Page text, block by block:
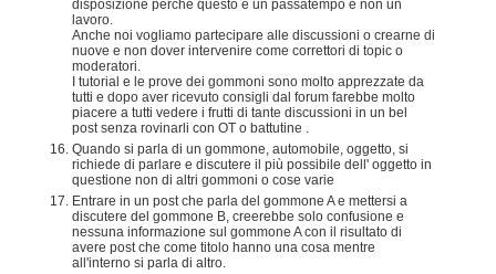
disposizione perchè questo è un passatempo e non un
lavoro.
Anche noi vogliamo partecipare alle discussioni o crearne di
nuove e non dover intervenire come correttori di topic o
moderatori.
I tutorial e le prove dei gommoni sono molto apprezzate da
tutti e dopo aver ricevuto consigli dal forum farebbe molto
piacere a tutti vedere i frutti di tante discussioni in un bel
post senza rovinarli con OT o battutine .
Quando si parla di un gommone, automobile, oggetto, si
richiede di parlare e discutere il più possibile dell' oggetto in
questione non di altri gommoni o cose varie
Entrare in un post che parla del gommone A e mettersi a
discutere del gommone B, creerebbe solo confusione e
nessuna informazione sul gommone A con il risultato di
avere post che come titolo hanno una cosa mentre
all'interno si parla di altro.